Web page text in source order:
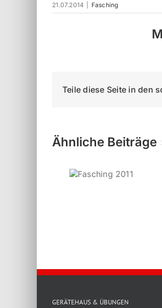
21.07.2014 Fasching
Teile diese Seite in den
Ähnliche Beiträge
GERÄTEHAUS & ÜBUNGEN